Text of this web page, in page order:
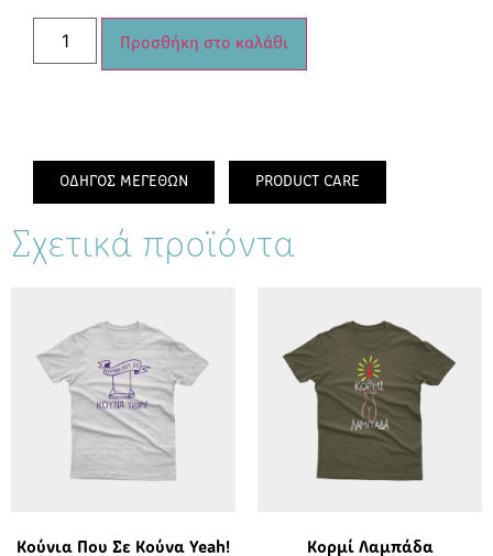
Προσθήκη στο καλάθι
ΟΔΗΓΟΣ ΜΕΓΕΘΩΝ PRODUCT CARE
Σχετικά προϊόντα
Κούνια Που Σε Κούνα Yeah! Κορμί Λαμπάδα